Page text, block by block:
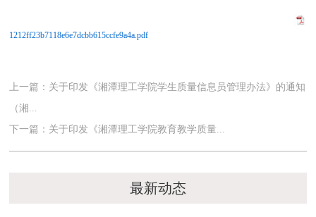
1212ff23b7118e6e7dcbb615ccfe9a4a.pdf
上一篇：关于印发《湘潭理工学院学生质量信息员管理办法》的通知
（湘...
下一篇：关于印发《湘潭理工学院教育教学质量...
最新动态